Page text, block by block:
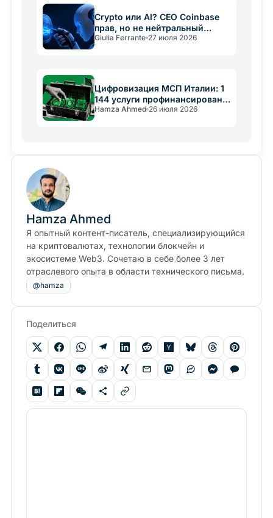
Crypto или AI? CEO Coinbase
прав, но не нейтральный
арбитр
Giulia Ferrante 27 июля 2026
Цифровизация МСП Италии: 1
144 услуги профинансированы
PNRR
Hamza Ahmed 26 июля 2026
Hamza Ahmed
Я опытный контент-писатель, специализирующийся
на криптовалютах, технологии блокчейн и
экосистеме Web3. Сочетаю в себе более 3 лет
отраслевого опыта в области технического письма.
@hamza
Поделиться